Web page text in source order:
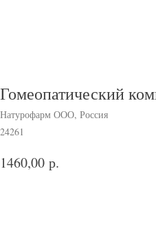
Гомеопатический
Натурофарм ООО, Россия
24261
1460,00 р.